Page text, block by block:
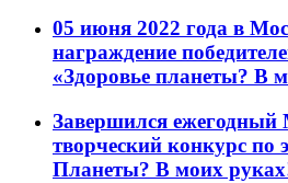
05 июня 2022 года в
награждение
«Здоровье планеты? В
Завершился
творческий конкурс по
Планеты? В моих